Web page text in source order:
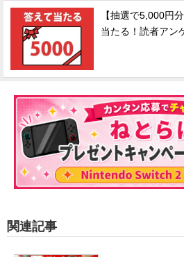
【抽選で5,000円
当たる！読者アン
関連記事